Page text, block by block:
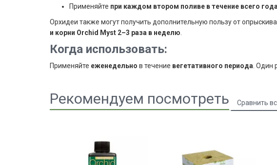
Применяйте при каждом втором поливе в течение всего года
Орхидеи также могут получить дополнительную пользу от
и корни Orchid Myst 2–3 раза в неделю
Когда использовать:
Применяйте еженедельно в течение вегетативного периода . Один
Рекомендуем посмотреть